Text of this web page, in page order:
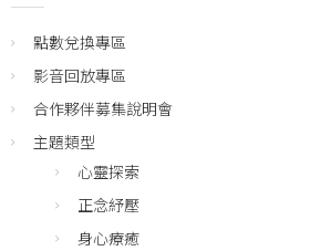
點數兌換專區
影音回放專區
合作夥伴募集說明會
主題類型
心靈探索
正念紓壓
身心療癒